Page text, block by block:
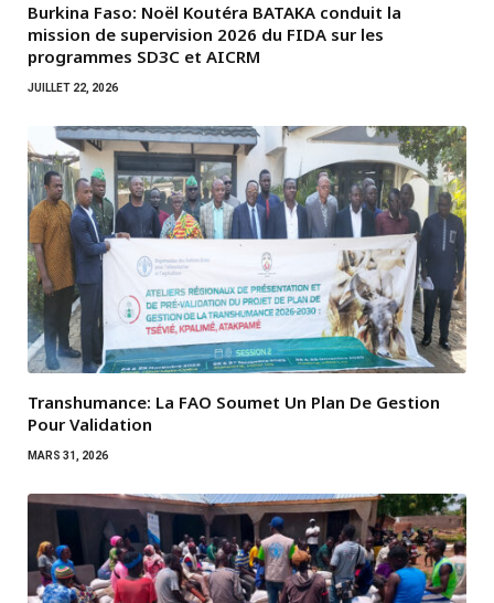
Burkina Faso: Noël Koutéra BATAKA conduit la
mission de supervision 2026 du FIDA sur les
programmes SD3C et AICRM
JUILLET 22, 2026
Transhumance: La FAO Soumet Un Plan De Gestion
Pour Validation
MARS 31, 2026